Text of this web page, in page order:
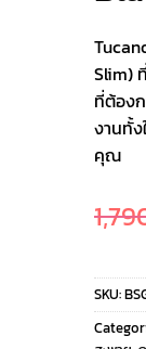
Slim)
ที่ต้อง
งานทั้
คุณ
SKU: